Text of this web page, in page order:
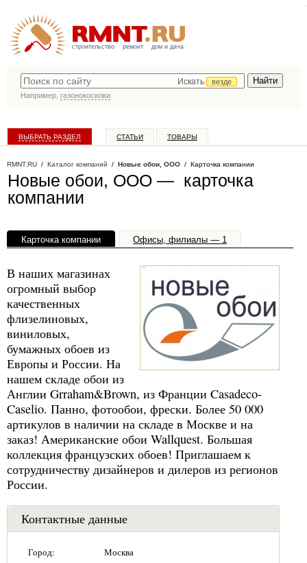
строительство ремонт дом и дача
Искать
везде
Например, газонокосилки
ВЫБРАТЬ РАЗДЕЛ СТАТЬИ ТОВАРЫ
RMNT.RU / Каталог компаний / Новые обои, ООО / Карточка компании
Новые обои, ООО — карточка
компании
Карточка компании Офисы, филиалы — 1
В наших магазинах
огромный выбор
качественных
флизелиновых,
виниловых,
бумажных обоев из
Европы и России. На
нашем складе обои из
Англии Grraham&Brown, из Франции Casadeco-
Caselio. Панно, фотообои, фрески. Более 50 000
артикулов в наличии на складе в Москве и на
заказ! Американские обои Wallquest. Большая
коллекция французских обоев! Приглашаем к
сотрудничеству дизайнеров и дилеров из регионов
России.
Контактные данные
Город: Москва